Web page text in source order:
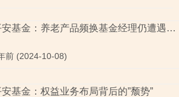
平安基金：养老产品频换基金经理仍遭遇清盘 大股东平安信托陷延期兑付“风波”
前 (2024-10-08)
基金：权益业务布局背后的”颓势”